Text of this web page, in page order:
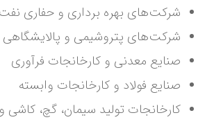
شرکت‌های بهره برداری و حفاری
شرکت‌های پتروشیمی و پالایشگاهی
صنایع معدنی و کارخانجات فرآوری
صنایع فولاد و کارخانجات وابسته
کارخانجات تولید سیمان، گچ، کاشی